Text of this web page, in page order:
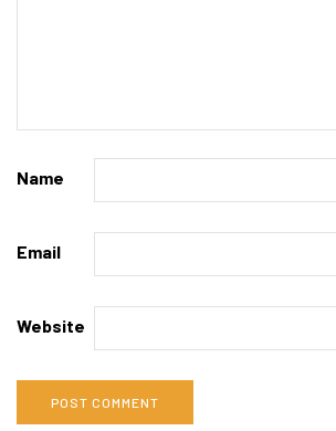
Name
Email
Website